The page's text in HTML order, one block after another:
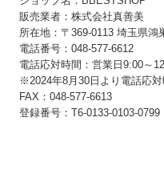
販売業者：株式会社真善美
所在地：〒369-0113 埼玉県鴻
電話番号：048-577-6612
電話応対時間：営業日9:00～
※2024年8月30日より電話応対
FAX：048-577-6613
登録番号：T6-0133-0103-0799